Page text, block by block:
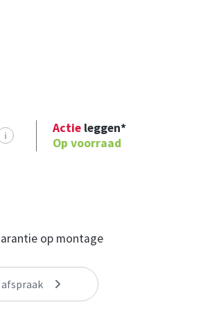
i Actie leggen*
Op voorraad
op montage
afspraak